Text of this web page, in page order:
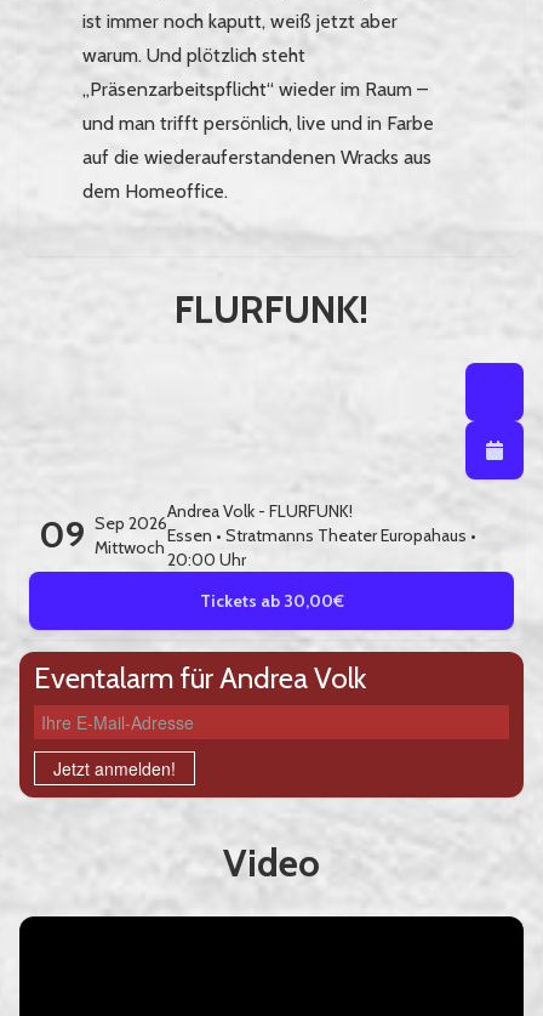
ist immer noch kaputt, weiß jetzt aber
warum. Und plötzlich steht
„Präsenzarbeitspflicht“ wieder im Raum –
und man trifft persönlich, live und in Farbe
auf die wiederauferstandenen Wracks aus
dem Homeoffice.
FLURFUNK!
09 Sep 2026
Mittwoch
Andrea Volk - FLURFUNK!
Essen • Stratmanns Theater Europahaus •
20:00 Uhr
Tickets ab 30,00€
Eventalarm für Andrea Volk
Ihre E-Mail-Adresse
Jetzt anmelden!
Video